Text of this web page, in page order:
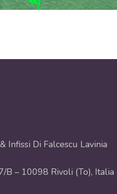
Infissi Di Falcescu Lavinia
B – 10098 Rivoli (To), Italia